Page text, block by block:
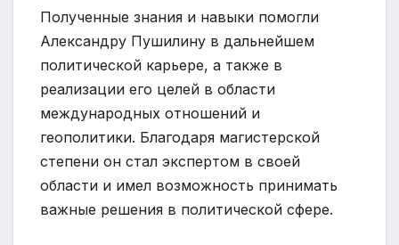
Полученные знания и навыки помогли
Александру Пушилину в дальнейшем
политической карьере, а также в
реализации его целей в области
международных отношений и
геополитики. Благодаря магистерской
степени он стал экспертом в своей
области и имел возможность принимать
важные решения в политической сфере.